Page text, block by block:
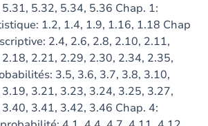
5.32, 5.34, 5.36 Chap. 1:
1.2, 1.4, 1.9, 1.16, 1.18 Chap
2.4, 2.6, 2.8, 2.10, 2.11,
2.21, 2.29, 2.30, 2.34, 2.35,
3.5, 3.6, 3.7, 3.8, 3.10,
3.21, 3.23, 3.24, 3.25, 3.27,
3.41, 3.42, 3.46 Chap. 4: